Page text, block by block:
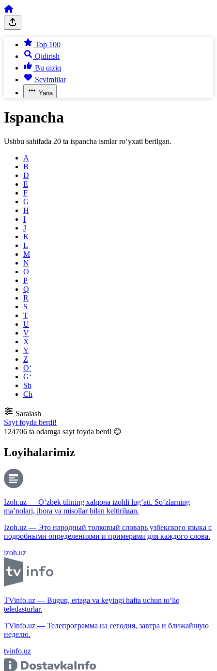
Top 100
Qidirish
Bu qiziq
Sevimlilar
Yana
Ispancha
Ushbu sahifada 20 ta ispancha ismlar ro‘yxati berilgan.
A
B
D
E
F
G
H
I
J
K
L
M
N
O
P
Q
R
S
T
U
V
X
Y
Z
O‘
G‘
Sh
Ch
Saralash
Sayt foyda berdi!
124706 ta odamga sayt foyda berdi 😊
Loyihalarimiz
Izoh.uz — O‘zbek tilining xalqona izohli lug‘ati. So‘zlarning
ma’nolari, ibora va misollar bilan keltirilgan.
Izoh.uz — Это народный толковый словарь узбекского языка с
подробными определениями и примерами для каждого слова.
izoh.uz
TVinfo.uz — Bugun, ertaga va keyingi hafta uchun to‘liq
teledasturlar.
TVinfo.uz — Телепрограмма на сегодня, завтра и ближайшую
неделю.
tvinfo.uz